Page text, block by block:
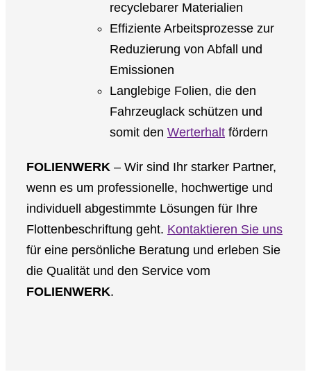
recyclebarer Materialien
Effiziente Arbeitsprozesse zur
Reduzierung von Abfall und
Emissionen
Langlebige Folien, die den
Fahrzeuglack schützen und
somit den Werterhalt fördern
FOLIENWERK – Wir sind Ihr starker Partner,
wenn es um professionelle, hochwertige und
individuell abgestimmte Lösungen für Ihre
Flottenbeschriftung geht. Kontaktieren Sie uns
für eine persönliche Beratung und erleben Sie
die Qualität und den Service vom
FOLIENWERK.